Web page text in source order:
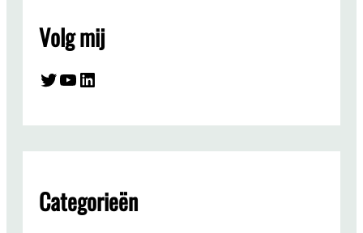
Volg mij
Twitter YouTube LinkedIn
Categorieën